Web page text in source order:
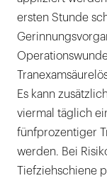
ersten Stunde
Es kann
viermal täglich
fünfprozentiger
werden. Bei
Tiefziehschiene